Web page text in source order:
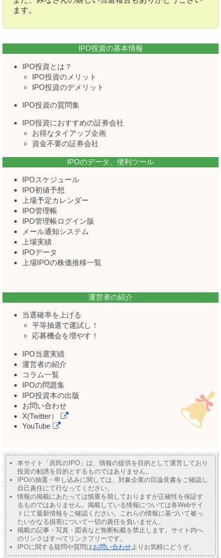
ます。
IPO投資の基本情報
IPO投資とは？
IPO投資のメリット
IPO投資のデメリット
IPO投資の質問集
IPO投資におすすめの証券会社
お得なタイアップ企画
資金不要の証券会社
IPOのデータ、便利ツール
IPOスケジュール
IPO初値予想
上場予定カレンダー
IPO管理帳
IPO管理帳ログイン版
メール通知システム
上場実績
IPOデータ
上場IPOの株価推移一覧
運営者の紹介
当選確率を上げる
平等抽選で運試し！
応募機会を増やす！
IPO当選実績
運営者の紹介
コラム一覧
IPOの問題集
IPO投資本の出版
お問い合わせ
X(Twitter）
YouTube
本サイト「庶民のIPO」は、情報の提供を目的として運営しており
投資の勧誘を目的とするものではありません。
IPOの抽選・申し込みに関しては、対象企業の目論見書をご確認し
自己責任にて行なってください。
情報の掲載にあたっては慎重を期しておりますが正確性を保証す
るものではありません。掲載している情報については各Webサイ
トにて最新情報をご確認ください。これらの情報に基づいて被っ
たいかなる損害について一切の責任を負いません。
掲載の記事・写真・図表など無断転載を禁止します。サイト内へ
のリンクはすべてリンクフリーです。
IPOに関する疑問や質問はお問い合わせよりお気軽にどうぞ。